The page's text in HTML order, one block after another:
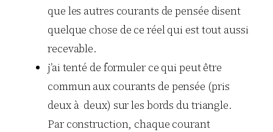
que les autres courants de pensée disent
quelque chose de ce réel qui est tout aussi
recevable.
j’ai tenté de formuler ce qui peut être
commun aux courants de pensée (pris
deux à deux) sur les bords du triangle.
Par construction, chaque courant